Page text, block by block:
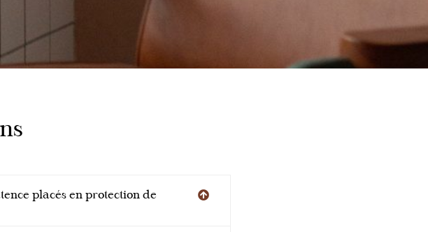
placés en protection de